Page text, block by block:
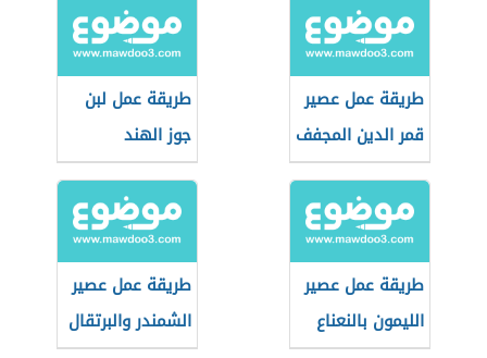
طريقة عمل عصير
قمر الدين المجفف
طريقة عمل لبن
جوز الهند
طريقة عمل عصير
الليمون بالنعناع
طريقة عمل عصير
الشمندر والبرتقال